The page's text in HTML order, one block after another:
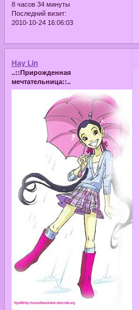
8 часов 34 минуты
Последний визит:
2010-10-24 16:06:03
Hay Lin
..::Прирожденная
мечтательница::..